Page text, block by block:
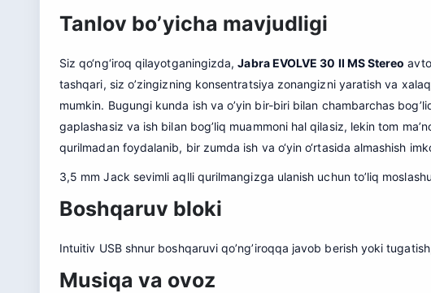
Tanlov bo’yicha mavjudligi
Siz qo‘ng‘iroq qilayotganingizda,Jabra EVOLVE 30 II MS Stereo
tashqari, siz o’zingizning konsentratsiya zonangizni yaratish va
mumkin. Bugungi kunda ish va o’yin bir-biri bilan chambarchas
gaplashasiz va ish bilan bog’liq muammoni hal qilasiz, lekin tom
qurilmadan foydalanib, bir zumda ish va o‘yin o‘rtasida almashish
3,5 mm Jack sevimli aqlli qurilmangizga ulanish uchun to’liq
Boshqaruv bloki
Intuitiv USB shnur boshqaruvi qo’ng’iroqqa javob berish yoki
Musiqa va ovoz